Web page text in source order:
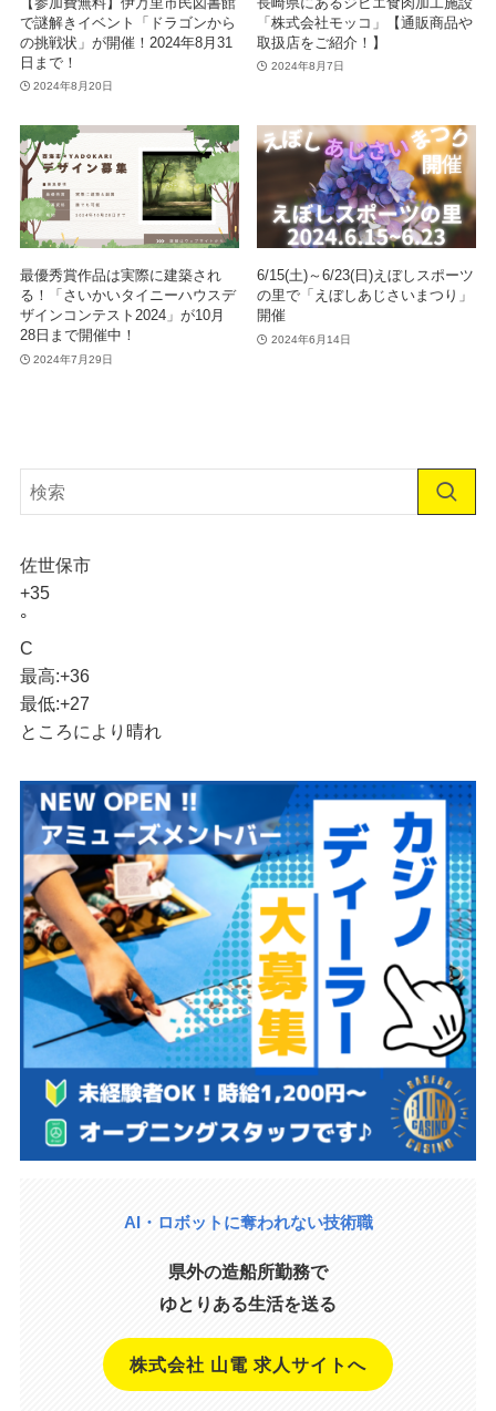
で謎解きイベント「ドラゴンから
の挑戦状」が開催！2024年8月31
日まで！
2024年8月20日
「株式会社モッコ」【通販商品や
取扱店をご紹介！】
2024年8月7日
最優秀賞作品は実際に建築され
る！「さいかいタイニーハウスデ
ザインコンテスト2024」が10月
28日まで開催中！
2024年7月29日
6/15(土)～6/23(日)えぼしスポーツ
の里で「えぼしあじさいまつり」
開催
2024年6月14日
佐世保市
+35
°
C
最高:+36
最低:+27
ところにより晴れ
AI・ロボットに奪われない技術職
県外の造船所勤務で
ゆとりある生活を送る
株式会社 山電 求人サイトへ